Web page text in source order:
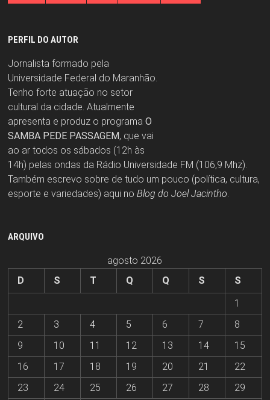
PERFIL DO AUTOR
Jornalista formado pela
Universidade Federal do Maranhão.
Tenho forte atuação no setor
cultural da cidade. Atualmente
apresenta e produz o programa O
SAMBA PEDE PASSAGEM, que vai
ao ar todos os sábados (12h às
14h) pelas ondas da Rádio Universidade FM (106,9 Mhz).
Também escrevo sobre de tudo um pouco (política, cultura,
esporte e variedades) aqui no Blog do Joel Jacintho.
ARQUIVO
agosto 2026
D
S T Q Q S
S
1
2
3 4 5 6 7
8
9
10 11 12 13 14
15
16
17 18 19 20 21
22
23
24 25 26 27 28 29